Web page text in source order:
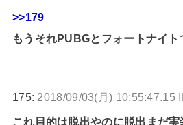
>>179
もうそれPUBGとフォートナイト
175: 2018/09/03(月) 10:55:47.15
これ目的は脱出やのに脱出まだ